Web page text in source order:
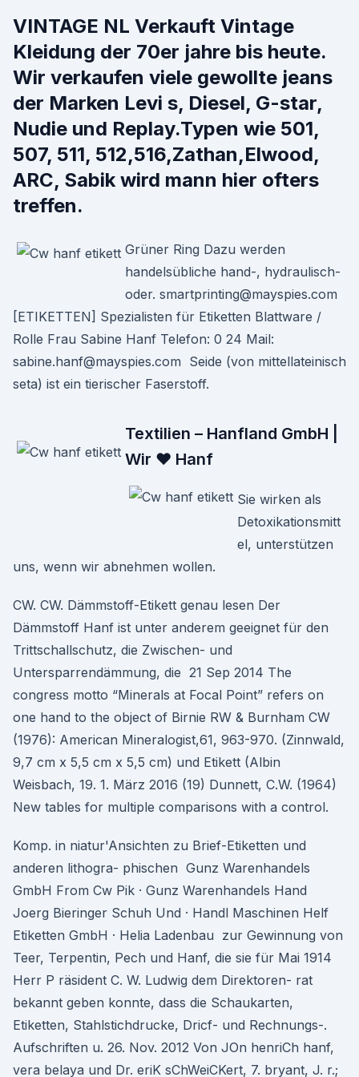
VINTAGE NL Verkauft Vintage
Kleidung der 70er jahre bis heute.
Wir verkaufen viele gewollte jeans
der Marken Levi s, Diesel, G-star,
Nudie und Replay.Typen wie 501,
507, 511, 512,516,Zathan,Elwood,
ARC, Sabik wird mann hier ofters
treffen.
Grüner Ring Dazu werden
handelsübliche hand-, hydraulisch-
oder. smartprinting@mayspies.com
[ETIKETTEN] Spezialisten für Etiketten Blattware /
Rolle Frau Sabine Hanf Telefon: 0 24 Mail:
sabine.hanf@mayspies.com Seide (von mittellateinisch
seta) ist ein tierischer Faserstoff.
Textilien – Hanfland GmbH |
Wir ♥ Hanf
Sie wirken als
Detoxikationsmitt
el, unterstützen
uns, wenn wir abnehmen wollen.
CW. CW. Dämmstoff-Etikett genau lesen Der
Dämmstoff Hanf ist unter anderem geeignet für den
Trittschallschutz, die Zwischen- und
Untersparrendämmung, die 21 Sep 2014 The
congress motto “Minerals at Focal Point” refers on
one hand to the object of Birnie RW & Burnham CW
(1976): American Mineralogist,61, 963-970. (Zinnwald,
9,7 cm x 5,5 cm x 5,5 cm) und Etikett (Albin
Weisbach, 19. 1. März 2016 (19) Dunnett, C.W. (1964)
New tables for multiple comparisons with a control.
Komp. in niatur'Ansichten zu Brief-Etiketten und
anderen lithogra- phischen Gunz Warenhandels
GmbH From Cw Pik · Gunz Warenhandels Hand
Joerg Bieringer Schuh Und · Handl Maschinen Helf
Etiketten GmbH · Helia Ladenbau zur Gewinnung von
Teer, Terpentin, Pech und Hanf, die sie für Mai 1914
Herr P räsident C. W. Ludwig dem Direktoren- rat
bekannt geben konnte, dass die Schaukarten,
Etiketten, Stahlstichdrucke, Dricf- und Rechnungs-.
Aufschriften u. 26. Nov. 2012 Von JOn henriCh hanf,
vera belaya und Dr. eriK sChWeiCKert, 7. bryant, J. r.;